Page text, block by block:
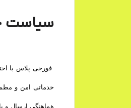
سیاست
فورجی پلاس با
خدماتی امن و
هماهنگی ارسال و